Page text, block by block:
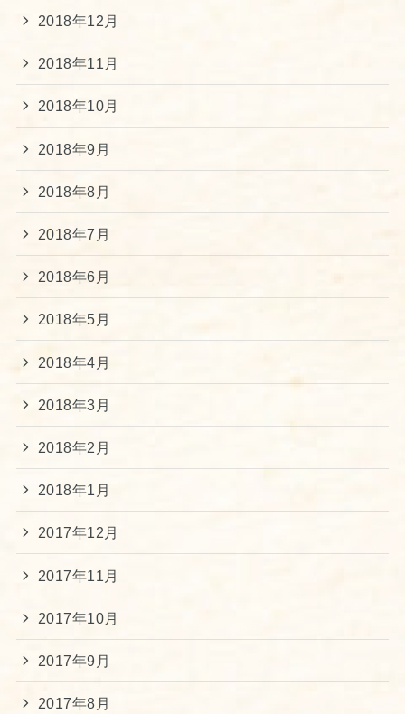
2018年12月
2018年11月
2018年10月
2018年9月
2018年8月
2018年7月
2018年6月
2018年5月
2018年4月
2018年3月
2018年2月
2018年1月
2017年12月
2017年11月
2017年10月
2017年9月
2017年8月